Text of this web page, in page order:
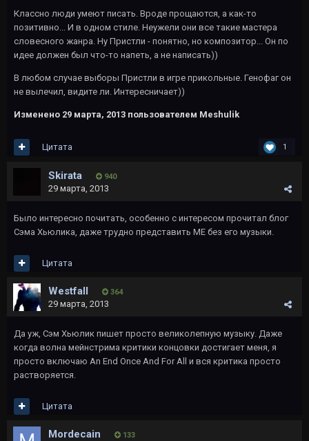
Классно люди умеют писать. Вроде прощаются, а как-то
позитивно... И в одном стиле. Неужели они все такие мастера
словесного жанра. Ну Пристли - понятно, но композитор... Он по
идее должен был что-то напеть, а не написать))
В любом случае выборы Пристли в игре прикольные. Генофаг он
не вылечил, видите ли. Интересничает))
Изменено 29 марта, 2013 пользователем Meshulik
1
Цитата
Skirata 940
29 марта, 2013
Было интересно почитать, особенно с интересом прочитал блог
Сэма Хьюлика, даже трудно представить МЕ без его музыки.
Цитата
Westfall 364
29 марта, 2013
Да уж, Сэм Хьюлик пишет просто великолепную музыку. Даже
когда волна мейнстрима критики концовки достигает меня, я
просто включаю An End Once And For All и вся критика просто
растворяется.
Цитата
Mordecain 133